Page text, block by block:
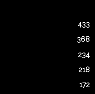
433
368
234
218
172